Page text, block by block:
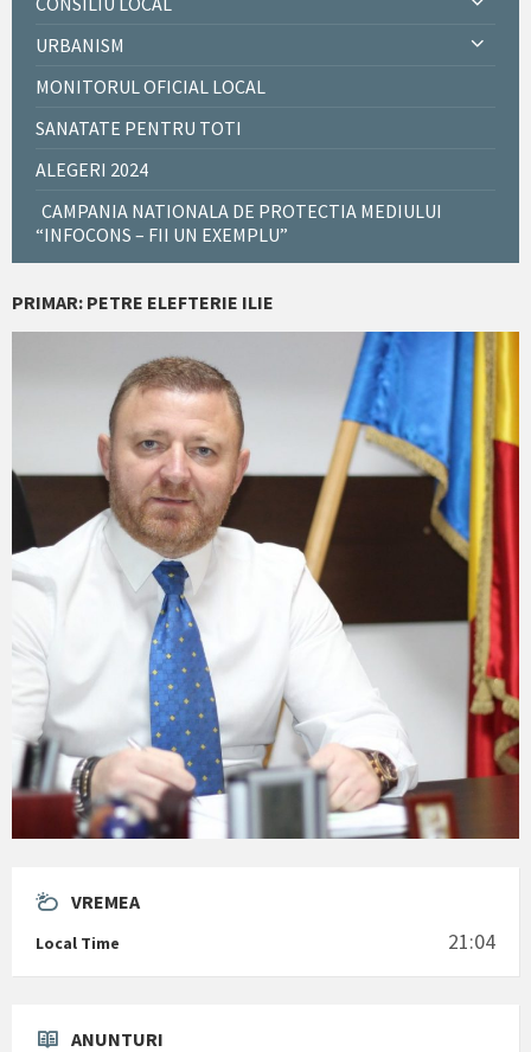
URBANISM
MONITORUL OFICIAL LOCAL
SANATATE PENTRU TOTI
ALEGERI 2024
CAMPANIA NATIONALA DE PROTECTIA MEDIULUI
“INFOCONS – FII UN EXEMPLU”
PRIMAR: PETRE ELEFTERIE ILIE
VREMEA
Local Time 21:04
ANUNTURI